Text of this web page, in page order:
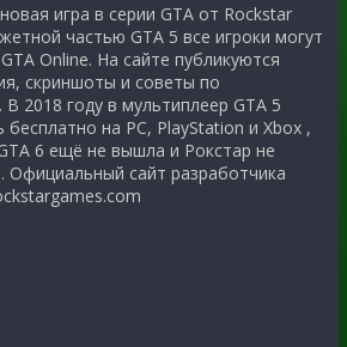
игра в серии GTA от Rockstar
частью GTA 5 все игроки могут
Online. На сайте публикуются
скриншоты и советы по
2018 году в мультиплеер GTA 5
на PC, PlayStation и Xbox ,
6 ещё не вышла и Рокстар не
Официальный сайт разработчика